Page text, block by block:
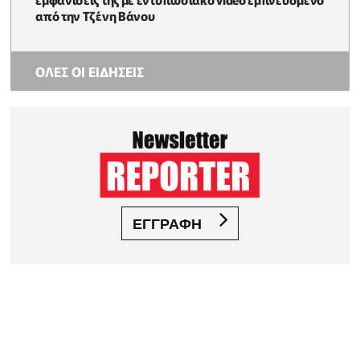
από την Τζένη Βάνου
ΟΛΕΣ ΟΙ ΕΙΔΗΣΕΙΣ
ΕΓΓΡΑΦΗ